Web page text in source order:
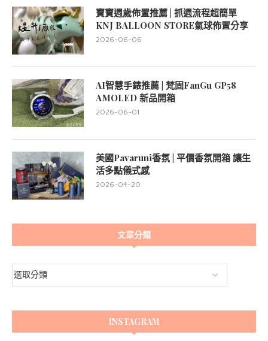
寶寶週歲佈置推薦 | 抓週流程超簡單
KNJ BALLOON STORE氣球佈置分享
2026-06-06
AI智慧手錶推薦 | 梵固FanGu GP58
AMOLED 新品開箱
2026-06-01
美國Pavaruni香氛 | 平價香氛開箱 讓生
活多點儀式感
2026-04-20
文章分類
INSTAGRAM